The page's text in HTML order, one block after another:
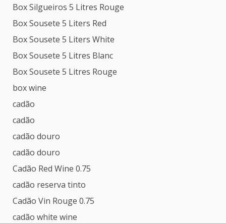
Box Silgueiros 5 Litres Rouge
Box Sousete 5 Liters Red
Box Sousete 5 Liters White
Box Sousete 5 Litres Blanc
Box Sousete 5 Litres Rouge
box wine
cadão
cadão
cadão douro
cadão douro
Cadão Red Wine 0.75
cadão reserva tinto
Cadão Vin Rouge 0.75
cadão white wine